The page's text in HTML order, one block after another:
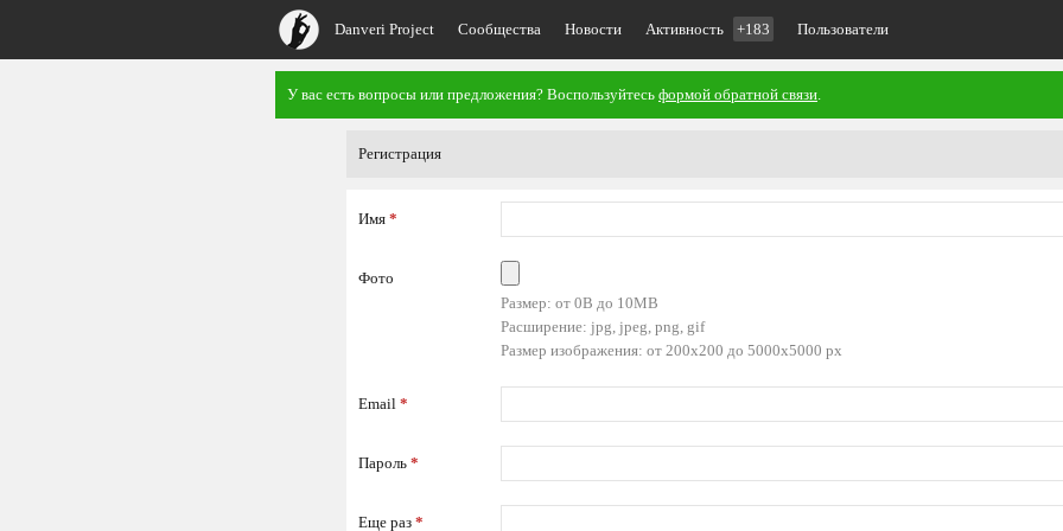
Danveri Project Сообщества Новости Активность +183 Пользователи
У вас есть вопросы или предложения? Воспользуйтесь формой обратной связи.
Регистрация
Имя *
Фото
Размер: от 0B до 10MB
Расширение: jpg, jpeg, png, gif
Размер изображения: от 200x200 до 5000x5000 px
Email *
Пароль *
Еще раз *